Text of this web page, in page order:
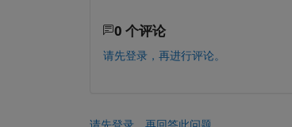
0 个评论
请先登录，再进行评论。